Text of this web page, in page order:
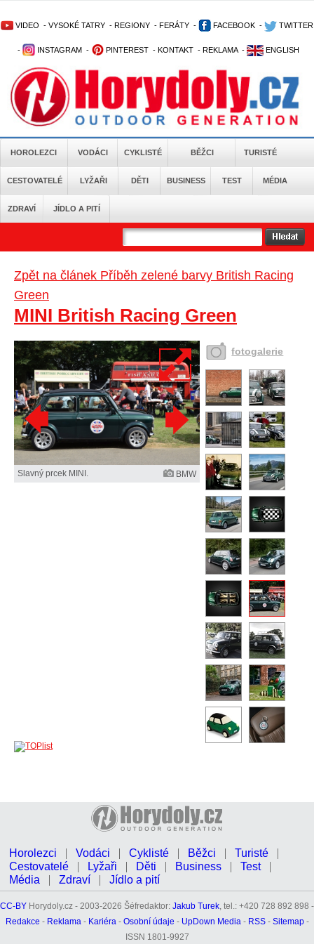
VIDEO - VYSOKÉ TATRY - REGIONY - FERÁTY - FACEBOOK - TWITTER
- INSTAGRAM - PINTEREST - KONTAKT - REKLAMA - ENGLISH
HOROLEZCI VODÁCI CYKLISTÉ BĚŽCI TURISTÉ
CESTOVATELÉ LYŽAŘI DĚTI BUSINESS TEST MÉDIA
ZDRAVÍ JÍDLO A PITÍ
Zpět na článek Příběh zelené barvy British Racing
Green
MINI British Racing Green
Slavný prcek MINI. BMW
fotogalerie
Horolezci Vodáci Cyklisté Běžci
Turisté
Cestovatelé
Lyžaři Děti Business
Test
Média
Zdraví Jídlo a pití
CC-BY Horydoly.cz - 2003-2026 Šéfredaktor: Jakub Turek, tel.: +420 728 892 898 -
Redakce - Reklama- Kariéra- Osobní údaje - UpDown Media- RSS- Sitemap-
ISSN 1801-9927